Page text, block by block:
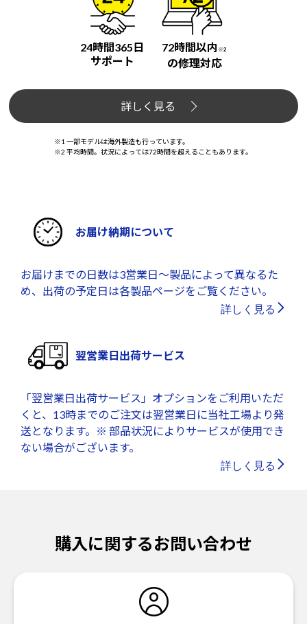
24時間365日
サポート
72時間以内 ※2
の修理対応
詳しく見る
※1 一部モデルは海外製造も行っています。
※2 平均時間。状況によっては72時間を超えることもあります。
お届け納期について
お届けまでの日数は3営業日～製品によって異なるた
め、出荷の予定日は各製品ページをご覧ください。
詳しく見る
翌営業日出荷サービス
「翌営業日出荷サービス」オプションをご利用いただ
くと、13時までのご注文は翌営業日に当社工場より発
送となります。※ 部品状況によりサービスが使用でき
ない場合がございます。
詳しく見る
購入に関するお問い合わせ